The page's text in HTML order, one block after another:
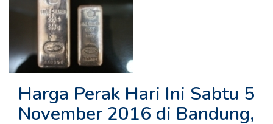
Harga Perak Hari Ini Sabtu 5
November 2016 di Bandung,